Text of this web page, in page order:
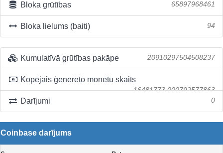
Bloka grūtības 65897968461
Bloka lielums (baiti) 94
Kumulatīvā grūtības pakāpe 20910297504508237
Kopējais ģenerēto monētu skaits
16481773.000792577863
Darījumi 0
Coinbase darījums